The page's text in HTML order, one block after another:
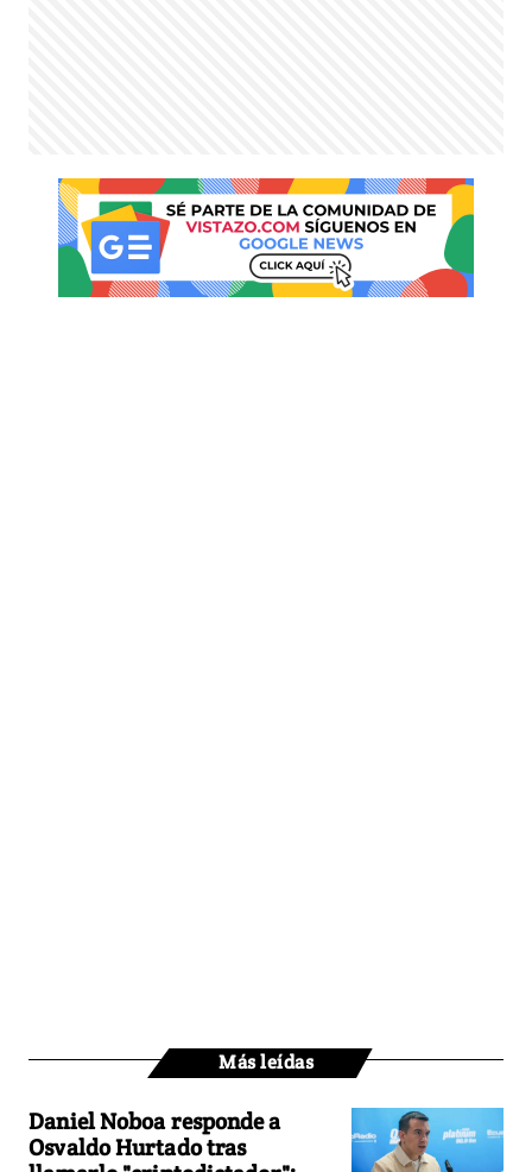
Más leídas
Daniel Noboa responde a
Osvaldo Hurtado tras